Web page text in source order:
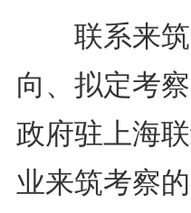
联系来筑
向、拟定考
政府驻上海
业来筑考察